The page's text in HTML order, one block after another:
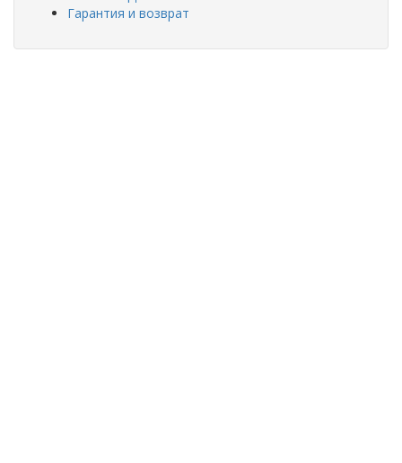
Гарантия и возврат